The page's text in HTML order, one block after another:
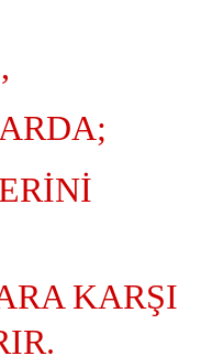
KARŞI